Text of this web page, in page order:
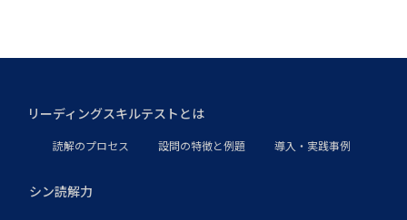
リーディングスキルテストとは
読解のプロセス 設問の特徴と例題 導入・実践事例
シン読解力